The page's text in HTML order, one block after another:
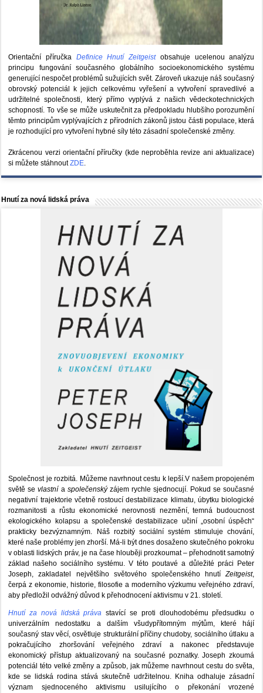
Orientační příručka Definice Hnutí Zeitgeistobsahuje ucelenou analýzu
principu fungování současného globálního socioekonomického systému
generující nespočet problémů sužujících svět. Zároveň ukazuje náš současný
obrovský potenciál k jejich celkovému vyřešení a vytvoření spravedlivé a
udržitelné společnosti, který přímo vyplývá z našich vědeckotechnických
schopností. To vše se může uskutečnit za předpokladu hlubšího porozumění
těmto principům vyplývajících z přírodních zákonů jistou části populace, která
je rozhodující pro vytvoření hybné síly této zásadní společenské změny.
Zkrácenou verzi orientační příručky (kde neproběhla revize ani aktualizace)
si můžete stáhnoutZDE.
Hnutí za nová lidská práva
Společnost je rozbitá. Můžeme navrhnout cestu k lepší.V našem propojeném
světě sevlastní a společenskýzájem rychle sjednocují. Pokud se současné
negativní trajektorie včetně rostoucí destabilizace klimatu, úbytku biologické
rozmanitosti a růstu ekonomické nerovnosti nezmění, temná budoucnost
ekologického kolapsu a společenské destabilizace učiní „osobní úspěch“
prakticky bezvýznamným. Náš rozbitý sociální systém stimuluje chování,
které naše problémy jen zhorší. Má-li být dnes dosaženo skutečného pokroku
v oblasti lidských práv, je na čase hlouběji prozkoumat – přehodnotit samotný
základ našeho sociálního systému. V této poutavé a důležité práci Peter
Joseph, zakladatel největšího světového společenského hnutíZeitgeist,
čerpá z ekonomie, historie, filosofie a moderního výzkumu veřejného zdraví,
aby předložil odvážný důvod k přehodnocení aktivismu v 21. století.
Hnutí za nová lidská práva stavící se proti dlouhodobému předsudku o
univerzálním nedostatku a dalším všudypřítomným mýtům, které hájí
současný stav věcí, osvětluje strukturální příčiny chudoby, sociálního útlaku a
pokračujícího zhoršování veřejného zdraví a nakonec představuje
ekonomický přístup aktualizovaný na současné poznatky. Joseph zkoumá
potenciál této velké změny a způsob, jak můžeme navrhnout cestu do světa,
kde se lidská rodina stává skutečně udržitelnou. Kniha odhaluje zásadní
význam sjednoceného aktivismu usilujícího o překonání vrozené